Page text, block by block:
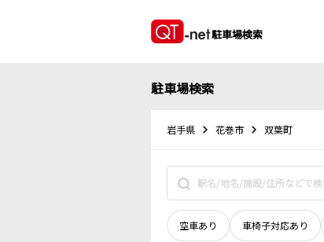
駐車場検索
駐車場検索
岩手県 花巻市 双葉町
空車あり 車椅子対応あり